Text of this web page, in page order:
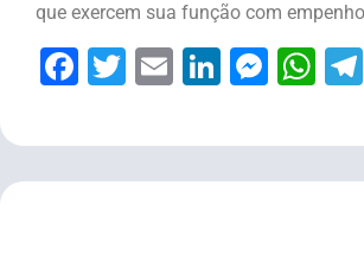
que exercem sua função com
Facebook
Twitter
EmailLinkedIn